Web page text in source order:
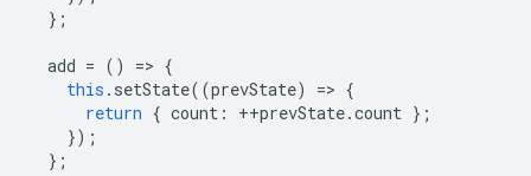
};
add = () => {
this . setState((prevState) => {
return { count : ++prevState.count };
});
};